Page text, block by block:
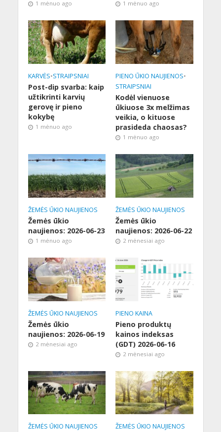
1 mėnuo ago 1 mėnuo ago
KARVĖS•STRAIPSNIAI
Post-dip svarba: kaip
užtikrinti karvių
gerovę ir pieno
kokybę
1 mėnuo ago
PIENO ŪKIO NAUJIENOS•
STRAIPSNIAI
Kodėl vienuose
ūkiuose 3x melžimas
veikia, o kituose
prasideda chaosas?
1 mėnuo ago
ŽEMĖS ŪKIO NAUJIENOS
Žemės ūkio
naujienos: 2026-06-23
1 mėnuo ago
ŽEMĖS ŪKIO NAUJIENOS
Žemės ūkio
naujienos: 2026-06-22
2 mėnesiai ago
ŽEMĖS ŪKIO NAUJIENOS
Žemės ūkio
naujienos: 2026-06-19
2 mėnesiai ago
PIENO KAINA
Pieno produktų
kainos indeksas
(GDT) 2026-06-16
2 mėnesiai ago
ŽEMĖS ŪKIO NAUJIENOS ŽEMĖS ŪKIO NAUJIENOS